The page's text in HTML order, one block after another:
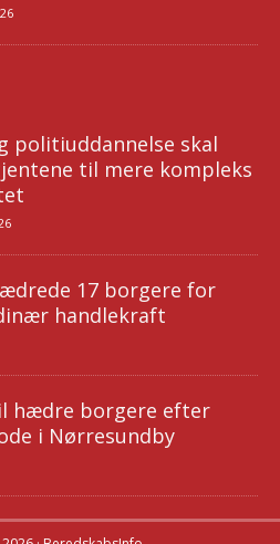
politiuddannelse skal
til mere kompleks
17 borgere for
handlekraft
hædre borgere efter
i Nørresundby